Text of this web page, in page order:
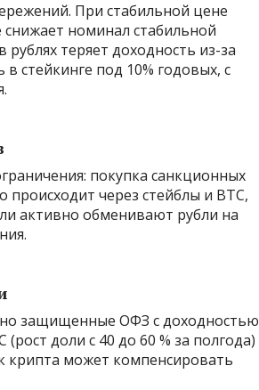
При стабильной цене
номинал стабильной
теряет доходность из-за
стейкинге под 10% годовых, с
покупка санкционных
происходит через стейблы и BTC,
активно обменивают рубли на
защищенные ОФЗ с доходностью
доли с 40 до 60 % за полгода)
крипта может компенсировать